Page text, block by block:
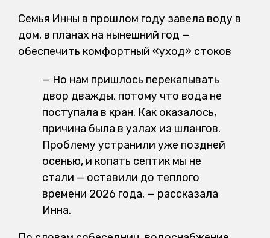
Семья Инны в прошлом году завела воду в
дом, в планах на нынешний год —
обеспечить комфортный «уход» стоков
— Но нам пришлось перекапывать
двор дважды, потому что вода не
поступала в кран. Как оказалось,
причина была в узлах из шлангов.
Проблему устранили уже поздней
осенью, и копать септик мы не
стали — оставили до теплого
времени 2026 года, — рассказала
Инна.